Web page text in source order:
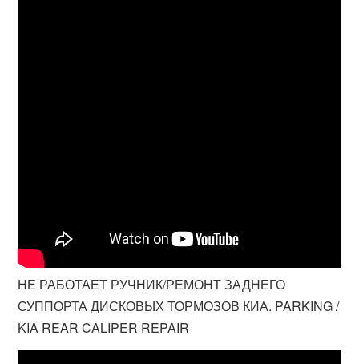
НЕ РАБОТАЕТ РУЧНИК/РЕМОНТ ЗАДНЕГО
СУППОРТА ДИСКОВЫХ ТОРМОЗОВ КИА. PARKING /
KIA REAR CALIPER REPAIR